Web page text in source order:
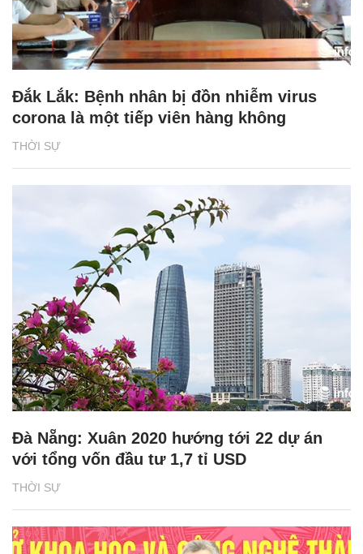
THỜI SỰ
Đắk Lắk: Bệnh nhân bị đồn nhiễm virus
corona là một tiếp viên hàng không
THỜI SỰ
Đà Nẵng: Xuân 2020 hướng tới 22 dự án
với tổng vốn đầu tư 1,7 tỉ USD